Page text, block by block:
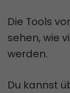
Die Tools
sehen, wie
werden.
Du kannst